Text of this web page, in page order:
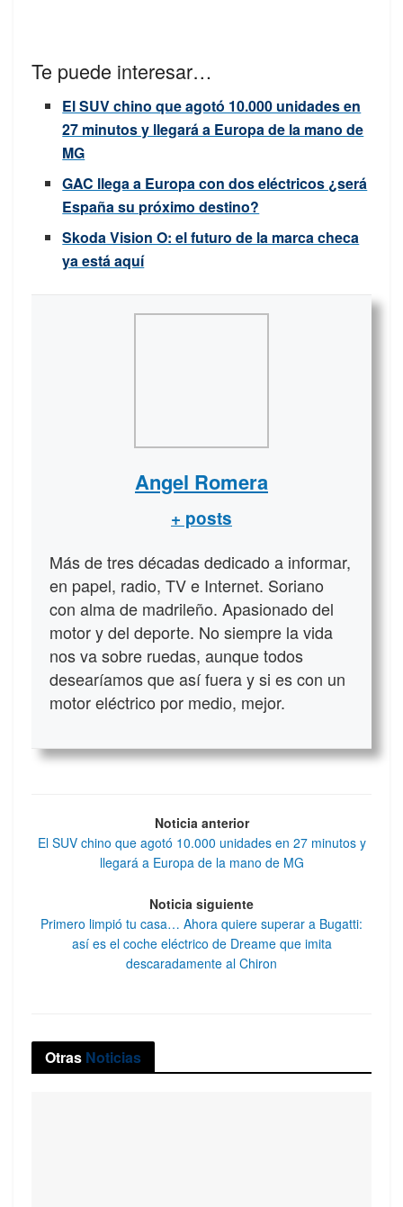
Te puede interesar…
El SUV chino que agotó 10.000 unidades en
27 minutos y llegará a Europa de la mano de
MG
GAC llega a Europa con dos eléctricos ¿será
España su próximo destino?
Skoda Vision O: el futuro de la marca checa
ya está aquí
Angel Romera
+ posts
Más de tres décadas dedicado a informar,
en papel, radio, TV e Internet. Soriano
con alma de madrileño. Apasionado del
motor y del deporte. No siempre la vida
nos va sobre ruedas, aunque todos
desearíamos que así fuera y si es con un
motor eléctrico por medio, mejor.
Noticia anterior
El SUV chino que agotó 10.000 unidades en 27 minutos y
llegará a Europa de la mano de MG
Noticia siguiente
Primero limpió tu casa… Ahora quiere superar a Bugatti:
así es el coche eléctrico de Dreame que imita
descaradamente al Chiron
Otras Noticias